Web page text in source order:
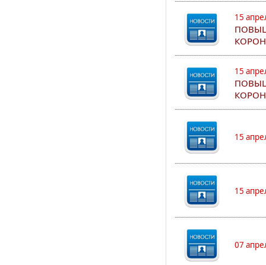
15
15
15
15
07